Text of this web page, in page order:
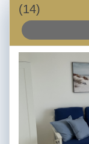
(14)